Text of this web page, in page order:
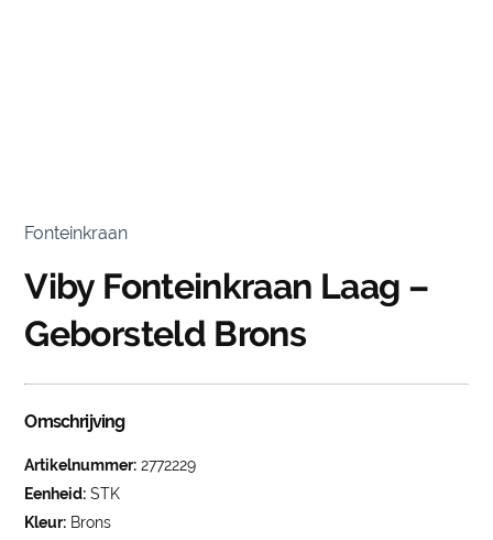
Fonteinkraan
Viby Fonteinkraan Laag –
Geborsteld Brons
Omschrijving
Artikelnummer: 2772229
Eenheid: STK
Kleur: Brons